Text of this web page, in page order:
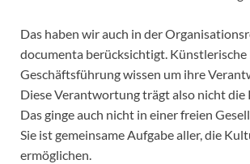
Das haben wir auch in der
documenta berücksichtigt. Künstlerische
Geschäftsführung wissen um ihre
Diese Verantwortung trägt also nicht die
Das ginge auch nicht in einer freien
Sie ist gemeinsame Aufgabe aller, die
ermöglichen.